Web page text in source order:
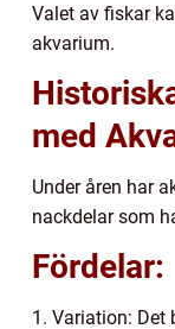
Valet av fiskar
akvarium.
med
Under åren har
nackdelar som
Fördelar:
1. Variation: Det